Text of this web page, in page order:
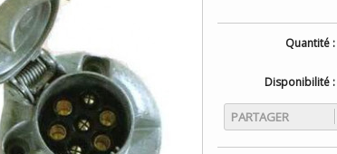
Quantité :
Disponibilité :
PARTAGER